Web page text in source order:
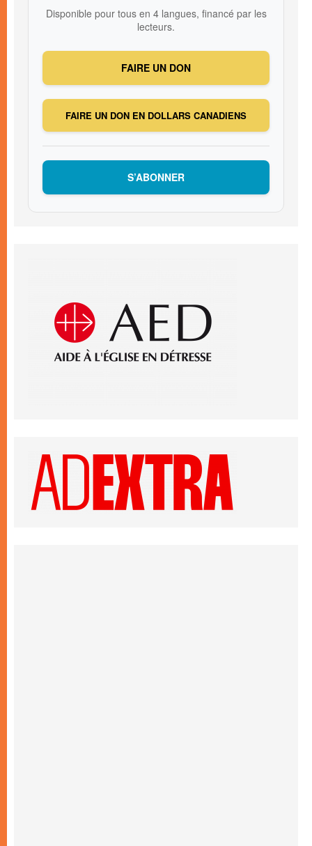
Disponible pour tous en 4 langues, financé par les
lecteurs.
FAIRE UN DON
FAIRE UN DON EN DOLLARS CANADIENS
S’ABONNER